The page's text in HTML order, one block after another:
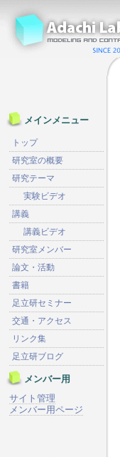
メインメニュー
トップ
研究室の概要
研究テーマ
実験ビデオ
講義
講義ビデオ
研究室メンバー
論文・活動
書籍
足立研セミナー
交通・アクセス
リンク集
足立研ブログ
メンバー用
サイト管理
メンバー用ページ